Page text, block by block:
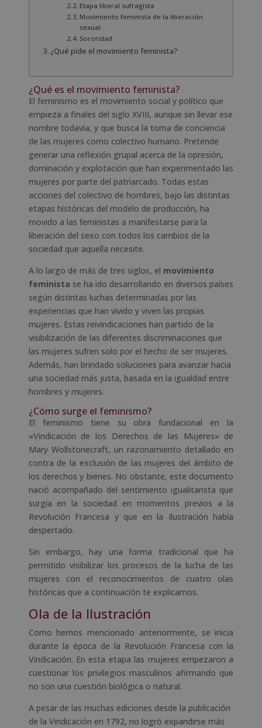
Etapa liberal sufragista
Movimiento feminista de la liberación
sexual
Sororidad
¿Qué pide el movimiento feminista?
¿Qué es el movimiento feminista?
El feminismo es el movimiento social y político que
empieza a finales del siglo XVIII, aunque sin llevar ese
nombre todavía, y que busca la toma de conciencia
de las mujeres como colectivo humano. Pretende
generar una reflexión grupal acerca de la opresión,
dominación y explotación que han experimentado las
mujeres por parte del patriarcado. Todas estas
acciones del colectivo de hombres, bajo las distintas
etapas históricas del modelo de producción, ha
movido a las feministas a manifestarse para la
liberación del sexo con todos los cambios de la
sociedad que aquella necesite.
A lo largo de más de tres siglos, el movimiento
feminista se ha ido desarrollando en diversos países
según distintas luchas determinadas por las
experiencias que han vivido y viven las propias
mujeres. Estas reivindicaciones han partido de la
visibilización de las diferentes discriminaciones que
las mujeres sufren solo por el hecho de ser mujeres.
Además, han brindado soluciones para avanzar hacia
una sociedad más justa, basada en la igualdad entre
hombres y mujeres.
¿Cómo surge el feminismo?
El feminismo tiene su obra fundacional en la
«Vindicación de los Derechos de las Mujeres» de
Mary Wollstonecraft, un razonamiento detallado en
contra de la exclusión de las mujeres del ámbito de
los derechos y bienes. No obstante, este documento
nació acompañado del sentimiento igualitarista que
surgía en la sociedad en momentos previos a la
Revolución Francesa y que en la Ilustración había
despertado.
Sin embargo, hay una forma tradicional que ha
permitido visibilizar los procesos de la lucha de las
mujeres con el reconocimientos de cuatro olas
históricas que a continuación te explicamos.
Ola de la Ilustración
Como hemos mencionado anteriormente, se inicia
durante la época de la Revolución Francesa con la
Vindicación. En esta etapa las mujeres empezaron a
cuestionar los privilegios masculinos afirmando que
no son una cuestión biológica o natural.
A pesar de las muchas ediciones desde la publicación
de la Vindicación en 1792, no logró expandirse más